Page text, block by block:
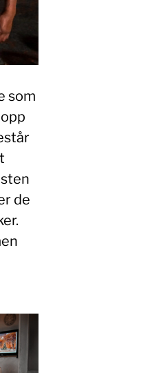
som
de